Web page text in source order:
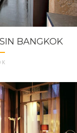
BANGKOK